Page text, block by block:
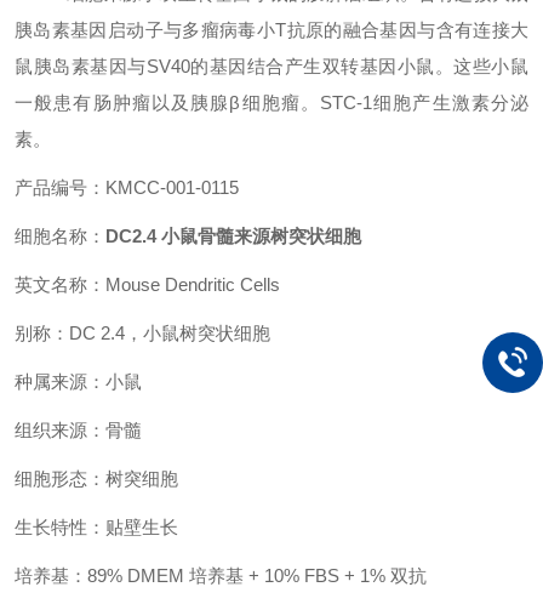
胰岛素基因启动子与多瘤病毒小T抗原的融合基因与含有连接大
鼠胰岛素基因与SV40的基因结合产生双转基因小鼠。这些小鼠
一般患有肠肿瘤以及胰腺β细胞瘤。STC-1细胞产生激素分泌
素。
产品编号： KMCC-001-0115
细胞名称： DC2.4 小鼠骨髓来源树突状细胞
英文名称：Mouse Dendritic Cells
别称：DC 2.4，小鼠树突状细胞
种属来源：小鼠
组织来源：骨髓
细胞形态：树突细胞
生长特性：贴壁生长
培养基：89% DMEM 培养基 + 10% FBS + 1% 双抗